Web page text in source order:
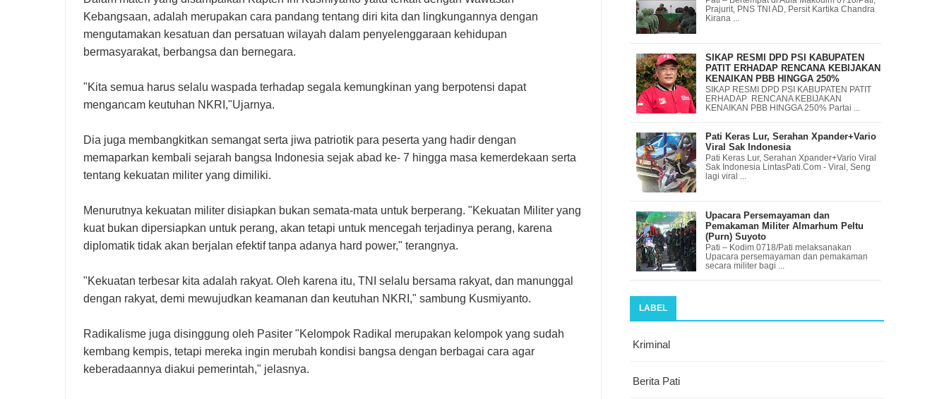
Kebangsaan, adalah merupakan cara pandang tentang diri kita dan lingkungannya dengan
mengutamakan kesatuan dan persatuan wilayah dalam penyelenggaraan kehidupan
bermasyarakat, berbangsa dan bernegara.
"Kita semua harus selalu waspada terhadap segala kemungkinan yang berpotensi dapat
mengancam keutuhan NKRI,"Ujarnya.
Dia juga membangkitkan semangat serta jiwa patriotik para peserta yang hadir dengan
memaparkan kembali sejarah bangsa Indonesia sejak abad ke- 7 hingga masa kemerdekaan serta
tentang kekuatan militer yang dimiliki.
Menurutnya kekuatan militer disiapkan bukan semata-mata untuk berperang. "Kekuatan Militer yang
kuat bukan dipersiapkan untuk perang, akan tetapi untuk mencegah terjadinya perang, karena
diplomatik tidak akan berjalan efektif tanpa adanya hard power," terangnya.
"Kekuatan terbesar kita adalah rakyat. Oleh karena itu, TNI selalu bersama rakyat, dan manunggal
dengan rakyat, demi mewujudkan keamanan dan keutuhan NKRI," sambung Kusmiyanto.
Radikalisme juga disinggung oleh Pasiter "Kelompok Radikal merupakan kelompok yang sudah
kembang kempis, tetapi mereka ingin merubah kondisi bangsa dengan berbagai cara agar
keberadaannya diakui pemerintah," jelasnya.
Prajurit, PNS TNI AD, Persit Kartika Chandra
Kirana ...
SIKAP RESMI DPD PSI KABUPATEN
PATIT ERHADAP RENCANA KEBIJAKAN
KENAIKAN PBB HINGGA 250%
SIKAP RESMI DPD PSI KABUPATEN PATIT
ERHADAP RENCANA KEBIJAKAN
KENAIKAN PBB HINGGA 250% Partai ...
Pati Keras Lur, Serahan Xpander+Vario
Viral Sak Indonesia
Pati Keras Lur, Serahan Xpander+Vario Viral
Sak Indonesia LintasPati.Com - Viral, Seng
lagi viral ...
Upacara Persemayaman dan
Pemakaman Militer Almarhum Peltu
(Purn) Suyoto
Pati – Kodim 0718/Pati melaksanakan
Upacara persemayaman dan pemakaman
secara militer bagi ...
LABEL
Kriminal
Berita Pati